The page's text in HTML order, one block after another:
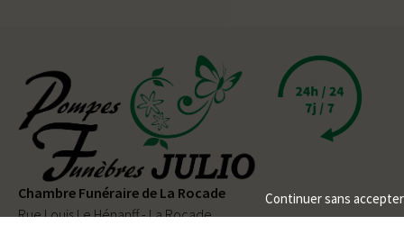
Continuer sans accepter
Chambre Funéraire de La Rocade
Rue Louis Le Hénanff - La Rocade